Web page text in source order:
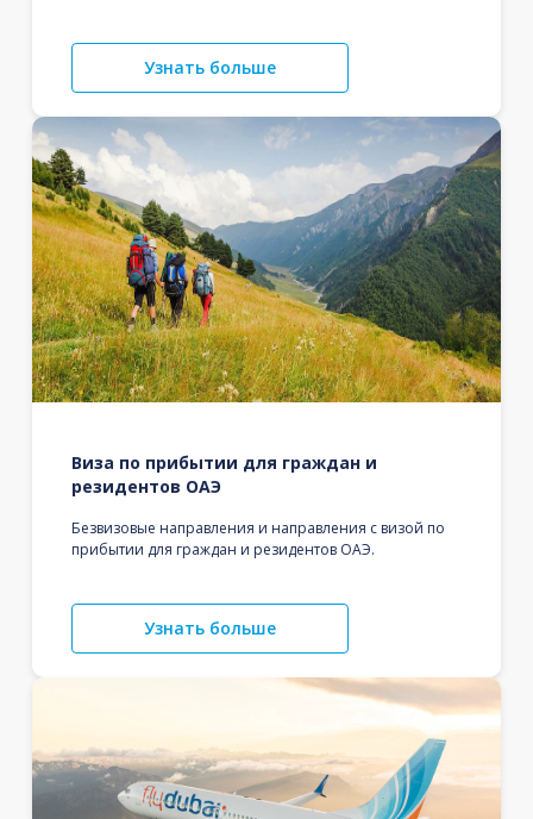
Узнать больше
Виза по прибытии для граждан и
резидентов ОАЭ
Безвизовые направления и направления с визой по
прибытии для граждан и резидентов ОАЭ.
Узнать больше